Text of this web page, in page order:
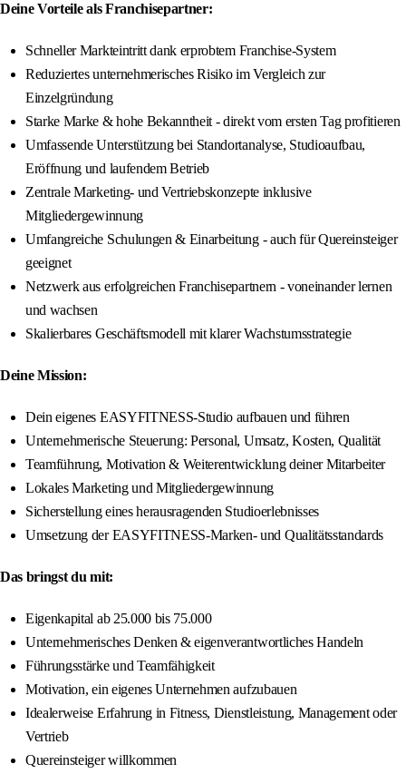
Deine Vorteile als Franchisepartner:
Schneller Markteintritt dank erprobtem Franchise-System
Reduziertes unternehmerisches Risiko im Vergleich zur
Einzelgründung
Starke Marke & hohe Bekanntheit - direkt vom ersten Tag profitieren
Umfassende Unterstützung bei Standortanalyse, Studioaufbau,
Eröffnung und laufendem Betrieb
Zentrale Marketing- und Vertriebskonzepte inklusive
Mitgliedergewinnung
Umfangreiche Schulungen & Einarbeitung - auch für Quereinsteiger
geeignet
Netzwerk aus erfolgreichen Franchisepartnern - voneinander lernen
und wachsen
Skalierbares Geschäftsmodell mit klarer Wachstumsstrategie
Deine Mission:
Dein eigenes EASYFITNESS-Studio aufbauen und führen
Unternehmerische Steuerung: Personal, Umsatz, Kosten, Qualität
Teamführung, Motivation & Weiterentwicklung deiner Mitarbeiter
Lokales Marketing und Mitgliedergewinnung
Sicherstellung eines herausragenden Studioerlebnisses
Umsetzung der EASYFITNESS-Marken- und Qualitätsstandards
Das bringst du mit:
Eigenkapital ab 25.000 bis 75.000
Unternehmerisches Denken & eigenverantwortliches Handeln
Führungsstärke und Teamfähigkeit
Motivation, ein eigenes Unternehmen aufzubauen
Idealerweise Erfahrung in Fitness, Dienstleistung, Management oder
Vertrieb
Quereinsteiger willkommen